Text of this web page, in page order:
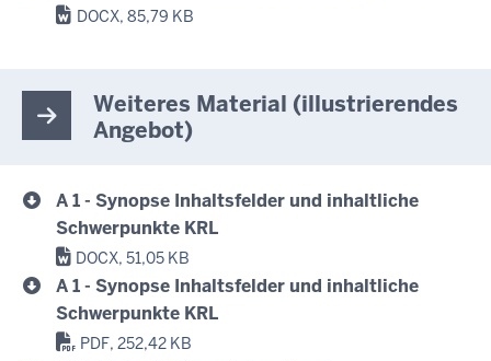
DOCX, 85,79 KB
Weiteres Material (illustrierendes
Angebot)
A 1 - Synopse Inhaltsfelder und inhaltliche
Schwerpunkte KRL
DOCX, 51,05 KB
A 1 - Synopse Inhaltsfelder und inhaltliche
Schwerpunkte KRL
PDF, 252,42 KB